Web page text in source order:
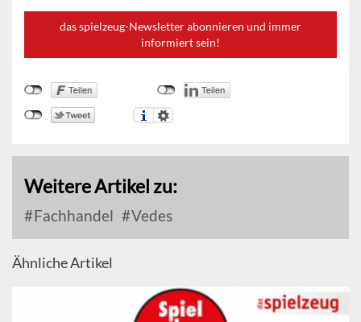
das spielzeug-Newsletter abonnieren und immer
informiert sein!
Weitere Artikel zu:
Fachhandel Vedes
Ähnliche Artikel